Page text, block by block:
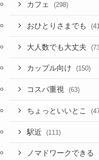
カフェ (298)
おひとりさまでも
大人数でも大丈夫
カップル向け (150)
コスパ重視 (63)
ちょっといいとこ
駅近 (111)
ノマドワークできる